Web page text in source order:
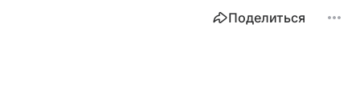
Поделиться